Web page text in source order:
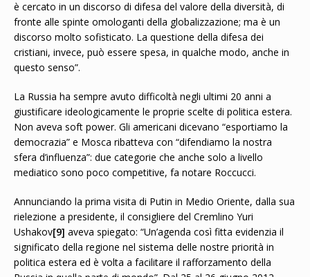
è cercato in un discorso di difesa del valore della diversità, di
fronte alle spinte omologanti della globalizzazione; ma è un
discorso molto sofisticato. La questione della difesa dei
cristiani, invece, può essere spesa, in qualche modo, anche in
questo senso”.
La Russia ha sempre avuto difficoltà negli ultimi 20 anni a
giustificare ideologicamente le proprie scelte di politica estera.
Non aveva soft power. Gli americani dicevano “esportiamo la
democrazia” e Mosca ribatteva con “difendiamo la nostra
sfera d’influenza”: due categorie che anche solo a livello
mediatico sono poco competitive, fa notare Roccucci.
Annunciando la prima visita di Putin in Medio Oriente, dalla sua
rielezione a presidente, il consigliere del Cremlino Yuri
Ushakov[9] aveva spiegato: “Un’agenda così fitta evidenzia il
significato della regione nel sistema delle nostre priorità in
politica estera ed è volta a facilitare il rafforzamento della